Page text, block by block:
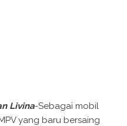
Livina-Sebagai mobil
yang baru bersaing